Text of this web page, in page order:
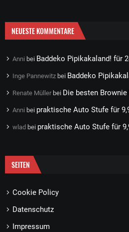
NEUESTE KOMMENTARE
Anni bei Baddeko Pipikakaland! für
Inge Pannewitz bei Baddeko
Renate Müller bei Die besten
Anni bei praktische Auto Stufe für
wlad bei praktische Auto Stufe für
SEITEN
Cookie Policy
Datenschutz
Impressum